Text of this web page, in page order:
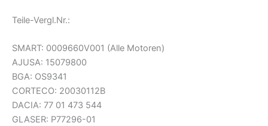
Teile-Vergl.Nr.:
SMART: 0009660V001 (Alle Motoren)
AJUSA: 15079800
BGA: OS9341
CORTECO: 20030112B
DACIA: 77 01 473 544
GLASER: P77296-01